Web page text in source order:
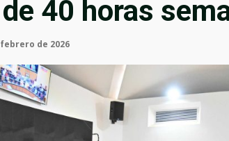
de 40 horas
de 2026